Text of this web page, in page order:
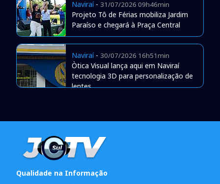
Naviraí- 31/07/2026 09h46min
Projeto Tô de Férias mobiliza Jardim
Paraíso e chegará à Praça Central
Naviraí- 30/07/2026 16h51min
Òtica Visual lança aqui em Naviraí
tecnologia 3D para personalização de
lentes
Qualidade na Informação